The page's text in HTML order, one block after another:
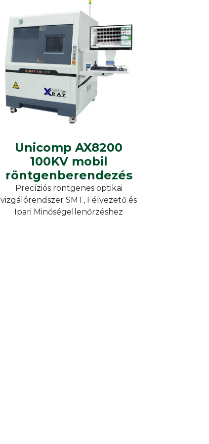
Szárítószekrények
Unicomp
Offline X-ray
Unicomp AX8200 100KV
mobil röntgenberendezés
Unicomp AX8200
100KV mobil
röntgenberendezés
Precíziós röntgenes optikai
vizgálórendszer SMT, Félvezető és
Ipari Minőségellenőrzéshez